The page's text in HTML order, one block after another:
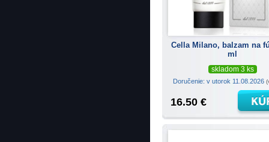
Cella Milano, balzam na
ml
skladom 3 ks
Doručenie: v utorok 11.08.2026
16.50 €